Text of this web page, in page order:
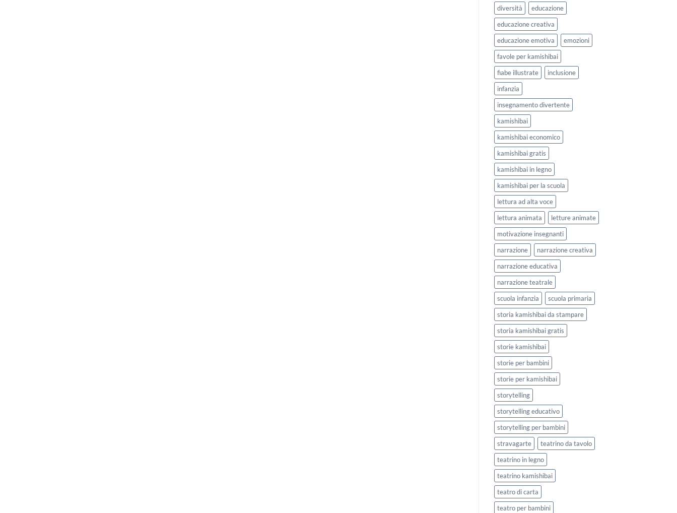
diversità
educazione
educazione creativa
educazione emotiva
emozioni
favole per kamishibai
fiabe illustrate
inclusione
infanzia
insegnamento divertente
kamishibai
kamishibai economico
kamishibai gratis
kamishibai in legno
kamishibai per la scuola
lettura ad alta voce
lettura animata
letture animate
motivazione insegnanti
narrazione
narrazione creativa
narrazione educativa
narrazione teatrale
scuola infanzia
scuola primaria
storia kamishibai da stampare
storia kamishibai gratis
storie kamishibai
storie per bambini
storie per kamishibai
storytelling
storytelling educativo
storytelling per bambini
stravagarte
teatrino da tavolo
teatrino in legno
teatrino kamishibai
teatro di carta
teatro per bambini